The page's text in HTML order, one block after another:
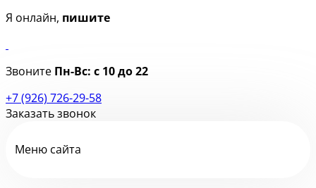
Я онлайн, пишите
Звоните Пн-Вс: с 10 до 22
+7 (926) 726-29-58
Заказать звонок
Меню сайта